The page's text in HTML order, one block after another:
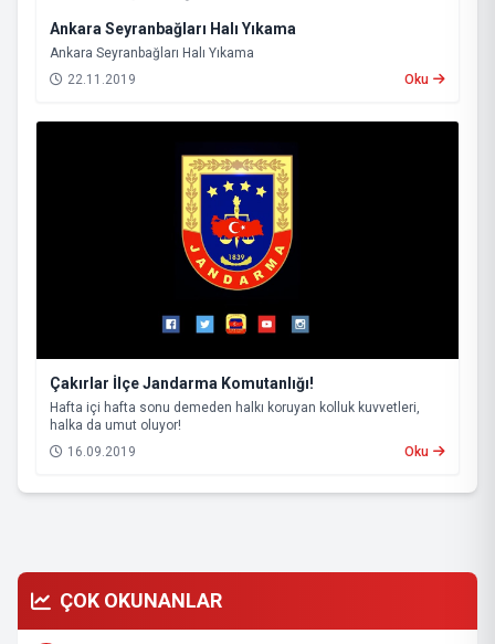
Ankara Seyranbağları Halı Yıkama
Ankara Seyranbağları Halı Yıkama
22.11.2019
Oku
Çakırlar İlçe Jandarma Komutanlığı!
Hafta içi hafta sonu demeden halkı koruyan kolluk kuvvetleri,
halka da umut oluyor!
16.09.2019
Oku
ÇOK OKUNANLAR